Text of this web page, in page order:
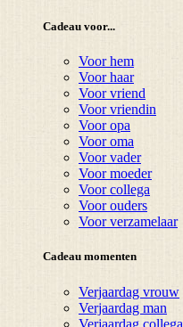
Cadeau voor...
Voor hem
Voor haar
Voor vriend
Voor vriendin
Voor opa
Voor oma
Voor vader
Voor moeder
Voor collega
Voor ouders
Voor verzamelaar
Cadeau momenten
Verjaardag vrouw
Verjaardag man
Verjaardag collega